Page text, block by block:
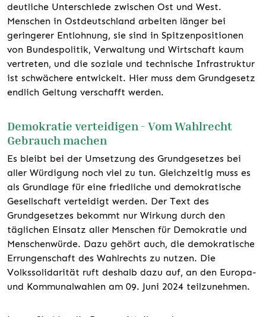
deutliche Unterschiede zwischen Ost und West.
Menschen in Ostdeutschland arbeiten länger bei
geringerer Entlohnung, sie sind in Spitzenpositionen
von Bundespolitik, Verwaltung und Wirtschaft kaum
vertreten, und die soziale und technische Infrastruktur
ist schwächere entwickelt. Hier muss dem Grundgesetz
endlich Geltung verschafft werden.
Demokratie verteidigen - Vom Wahlrecht
Gebrauch machen
Es bleibt bei der Umsetzung des Grundgesetzes bei
aller Würdigung noch viel zu tun. Gleichzeitig muss es
als Grundlage für eine friedliche und demokratische
Gesellschaft verteidigt werden. Der Text des
Grundgesetzes bekommt nur Wirkung durch den
täglichen Einsatz aller Menschen für Demokratie und
Menschenwürde. Dazu gehört auch, die demokratische
Errungenschaft des Wahlrechts zu nutzen. Die
Volkssolidarität ruft deshalb dazu auf, an den Europa-
und Kommunalwahlen am 09. Juni 2024 teilzunehmen.